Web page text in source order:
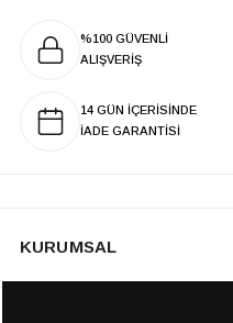
%100 GÜVENLİ
ALIŞVERİŞ
14 GÜN İÇERİSİNDE
İADE GARANTİSİ
KURUMSAL